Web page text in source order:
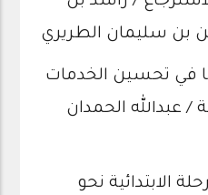
بن سليمان الطريري
في تحسين الخدمات
/ عبدالله الحمدان
الابتدائية نحو